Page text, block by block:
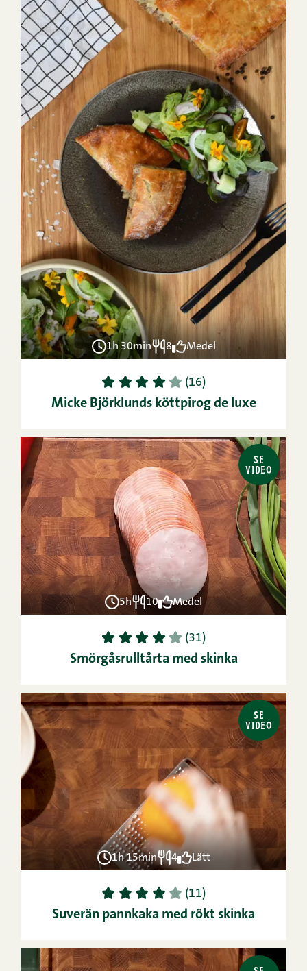
1h 30min 8 Medel
1 2 3 4 5 (16)
Micke Björklunds köttpirog de luxe
SE
VIDEO
5h 10 Medel
1 2 3 4 5 (31)
Smörgåsrulltårta med skinka
SE
VIDEO
1h 15min 4 Lätt
1 2 3 4 5 (11)
Suverän pannkaka med rökt skinka